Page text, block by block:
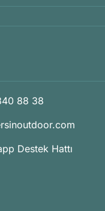
88 38
Destek Hattı